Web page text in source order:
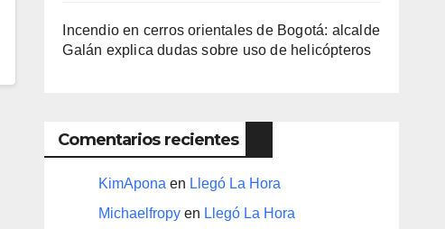
Incendio en cerros orientales de Bogotá: alcalde
Galán explica dudas sobre uso de helicópteros
Comentarios recientes
KimApona en Llegó La Hora
Michaelfropy en Llegó La Hora